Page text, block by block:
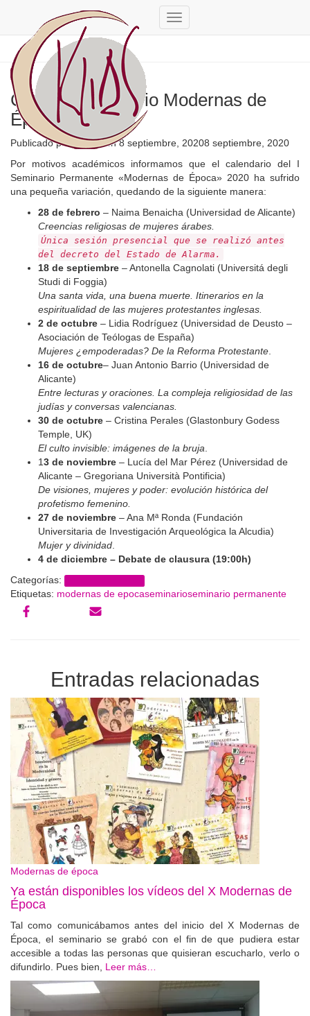
info@kliascultura.com
Cambiar
Cambio calendario Modernas de
Época 2020
Publicado por adminen8 septiembre, 20208 septiembre, 2020
Por motivos académicos informamos que el calendario del I
Seminario Permanente «Modernas de Época» 2020 ha sufrido
una pequeña variación, quedando de la siguiente manera:
28 de febrero – Naima Benaicha (Universidad de Alicante)
Creencias religiosas de mujeres árabes.
Única sesión presencial que se realizó antes
del decreto del Estado de Alarma.
18 de septiembre – Antonella Cagnolati (Universitá degli
Studi di Foggia)
Una santa vida, una buena muerte. Itinerarios en la
espiritualidad de las mujeres protestantes inglesas.
2 de octubre – Lidia Rodríguez (Universidad de Deusto –
Asociación de Teólogas de España)
Mujeres ¿empoderadas? De la Reforma Protestante
16 de octubre– Juan Antonio Barrio (Universidad de
Alicante)
Entre lecturas y oraciones. La compleja religiosidad de las
judías y conversas valencianas.
30 de octubre – Cristina Perales (Glastonbury Godess
Temple, UK)
El culto invisible: imágenes de la bruja
13 de noviembre – Lucía del Mar Pérez (Universidad de
Alicante – Gregoriana Università Pontificia)
De visiones, mujeres y poder: evolución histórica del
profetismo femenino.
27 de noviembre – Ana Mª Ronda (Fundación
Universitaria de Investigación Arqueológica la Alcudia)
Mujer y divinidad
4 de diciembre – Debate de clausura (19:00h)
Categorías:
Etiquetas: modernas de epocaseminarioseminario permanente
Entradas relacionadas
Modernas de época
Ya están disponibles los vídeos del X Modernas de
Época
Tal como comunicábamos antes del inicio del X Modernas de
Época, el seminario se grabó con el fin de que pudiera estar
accesible a todas las personas que quisieran escucharlo, verlo o
difundirlo. Pues bien,
Leer más…